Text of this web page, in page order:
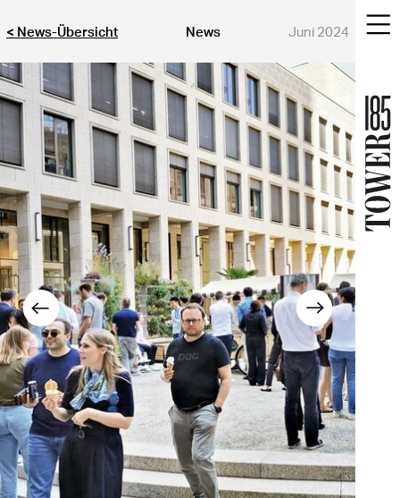
< News-Übersicht News Juni 2024